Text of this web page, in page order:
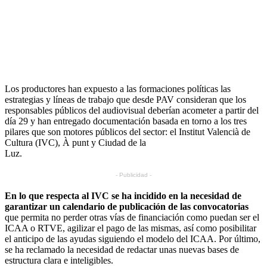
Los productores han expuesto a las formaciones políticas las
estrategias y líneas de trabajo que desde PAV consideran que los
responsables públicos del audiovisual deberían acometer a partir del
día 29 y han entregado documentación basada en torno a los tres
pilares que son motores públicos del sector: el Institut Valencià de
Cultura (IVC), À punt y Ciudad de la
Luz.
- Publicidad -
En lo que respecta al IVC se ha incidido en la necesidad de
garantizar un calendario de publicación de las convocatorias
que permita no perder otras vías de financiación como puedan ser el
ICAA o RTVE, agilizar el pago de las mismas, así como posibilitar
el anticipo de las ayudas siguiendo el modelo del ICAA. Por último,
se ha reclamado la necesidad de redactar unas nuevas bases de
estructura clara e inteligibles.